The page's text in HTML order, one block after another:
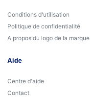
Conditions d'utilisation
Politique de confidentialité
A propos du logo de la marque
Aide
Centre d'aide
Contact